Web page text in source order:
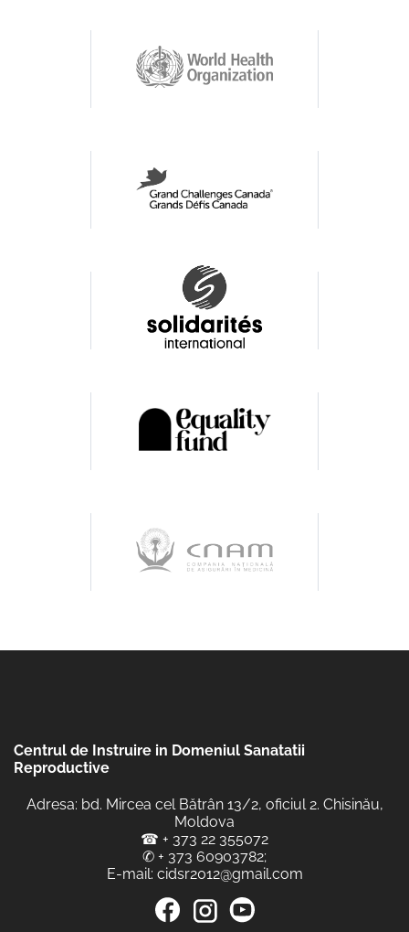
Centrul de Instruire in Domeniul Sanatatii
Reproductive
Adresa: bd. Mircea cel Bătrân 13/2, oficiul 2. Chisinău,
Moldova
☎ + 373 22 355072
✆ + 373 60903782;
E-mail: cidsr2012@gmail.com